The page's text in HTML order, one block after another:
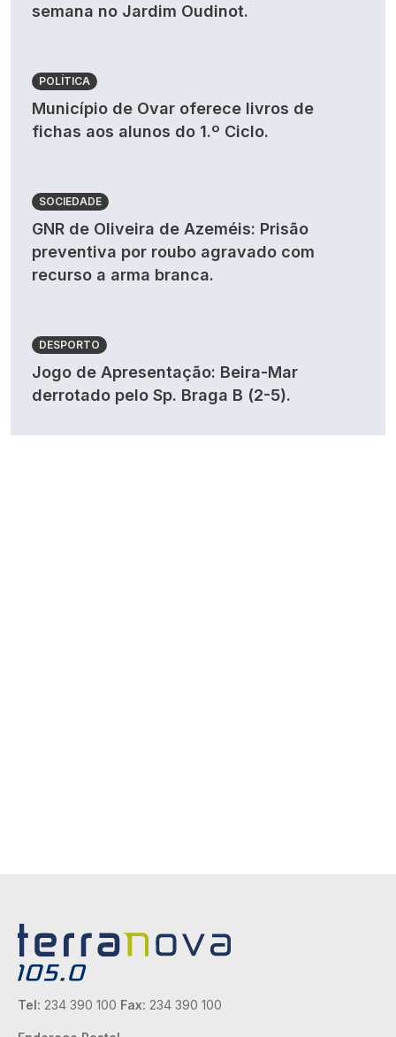
semana no Jardim Oudinot.
POLÍTICA
Município de Ovar oferece livros de
fichas aos alunos do 1.º Ciclo.
SOCIEDADE
GNR de Oliveira de Azeméis: Prisão
preventiva por roubo agravado com
recurso a arma branca.
DESPORTO
Jogo de Apresentação: Beira-Mar
derrotado pelo Sp. Braga B (2-5).
Tel: 234 390 100 Fax: 234 390 100